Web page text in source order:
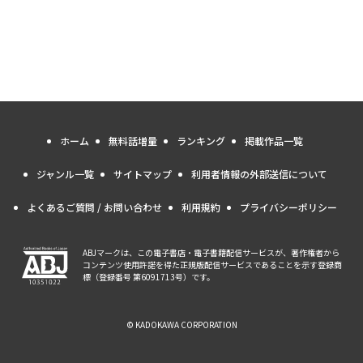
ホーム 無料話増量 ランキング 掲載作品一覧
ジャンル一覧 サイトマップ 利用者情報の外部送信について
よくあるご質問 / お問い合わせ 利用規約 プライバシーポリシー
ABJマークは、この電子書店・電子書籍配信サービスが、著作権者から
コンテンツ使用許諾を得た正規版配信サービスであることを示す登録商
標（登録番号 第6091713号）です。
© KADOKAWA CORPORATION